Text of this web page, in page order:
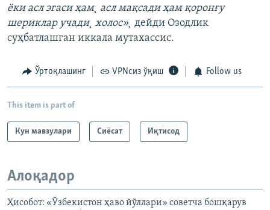
ëки асл эгаси ҳам¸ асл мақсади ҳам қоронғу
шериклар учади¸ холос»¸ дейди Озодлик
суҳбатлашган иккала мутахассис.
Ўртоқлашинг VPNсиз ўқиш Follow us
This item is part of
Кун мавзулари Сиёсат Иқтисод
Алоқадор
Ҳисобот: «Ўзбекистон ҳаво йўллари» советча бошқарув